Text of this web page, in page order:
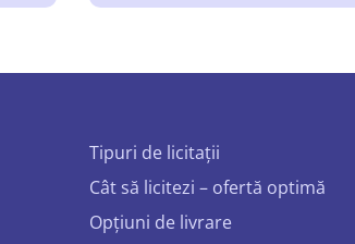
Tipuri de licitații
Cât să licitezi – ofertă optimă
Opțiuni de livrare